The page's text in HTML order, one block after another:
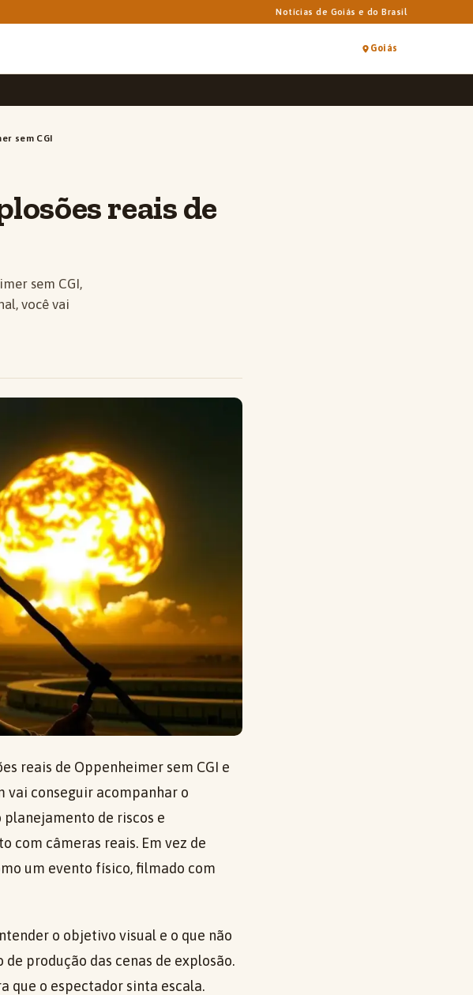
Notícias de Goiás e do Brasil
Goiás
sem CGI
reais de
sem CGI,
você vai
reais de Oppenheimer sem CGI e
vai conseguir acompanhar o
planejamento de riscos e
com câmeras reais. Em vez de
um evento físico, filmado com
o objetivo visual e o que não
produção das cenas de explosão.
que o espectador sinta escala.